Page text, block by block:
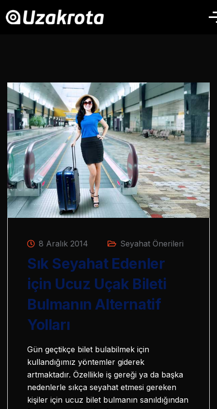
8 Aralık 2014 Seyahat Önerileri
Sık Seyahat Edenler
için Ucuz Uçak Bileti
Bulmanın Alternatif
Yolları
Gün geçtikçe bilet bulabilmek için
kullandığımız yöntemler giderek
artmaktadır. Özellikle iş gereği ya da başka
nedenlerle sıkça seyahat etmesi gereken
kişiler için ucuz bilet bulmanın sanıldığından